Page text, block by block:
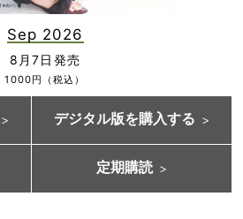
Sep 2026
8月7日発売
1000円（税込）
デジタル版を購入する
定期購読